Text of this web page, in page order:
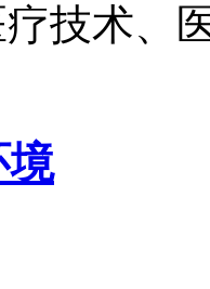
技术、
境